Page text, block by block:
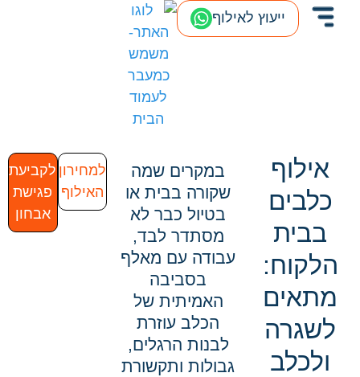
ייעוץ לאילוף
אילוף
כלבים
בבית
הלקוח:
מתאים
לשגרה
ולכלב
במקרים שמה
שקורה בבית או
בטיול כבר לא
מסתדר לבד,
עבודה עם מאלף
בסביבה
האמיתית של
הכלב עוזרת
לבנות הרגלים,
גבולות ותקשורת
למחירון
האילוף
לקביעת
פגישת
אבחון